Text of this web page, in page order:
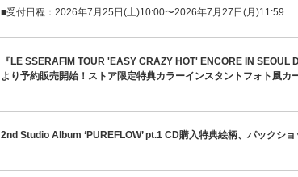
■受付日程：2026年7月25日(土)10:00〜2026年7月27日(月)11:59
『LE SSERAFIM TOUR 'EASY CRAZY HOT' ENCORE IN SEOUL
より予約販売開始！ストア限定特典カラーインスタントフォト風カ
2nd Studio Album ‘PUREFLOW’ pt.1 CD購入特典絵柄、パックショ